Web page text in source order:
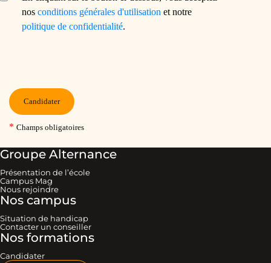
Groupe Alternance
Présentation de l’école
Campus Mag
Nous rejoindre
Nos campus
Situation de handicap
Contacter un conseiller
Nos formations
Candidater